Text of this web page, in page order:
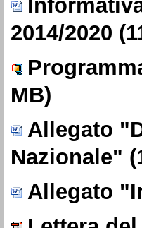
2014/2020
MB)
Allegato
Nazionale"
Allegato